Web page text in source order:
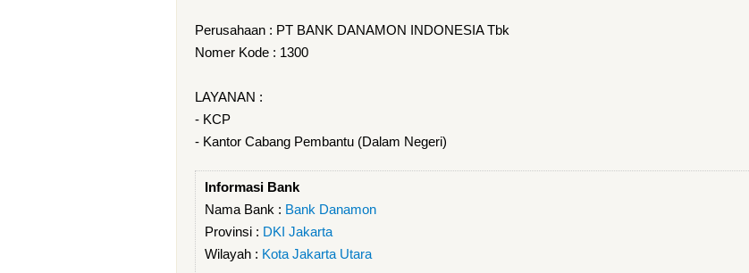
Perusahaan : PT BANK DANAMON INDONESIA Tbk
Nomer Kode : 1300
LAYANAN :
- KCP
- Kantor Cabang Pembantu (Dalam Negeri)
Informasi Bank
Nama Bank : Bank Danamon
Provinsi : DKI Jakarta
Wilayah : Kota Jakarta Utara